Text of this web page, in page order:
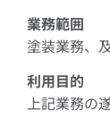
業務範囲
塗装業務、
利用目的
上記業務の